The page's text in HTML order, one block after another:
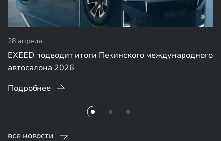
28 апреля
EXEED подводит итоги Пекинского международного
автосалона 2026
Подробнее
все новости